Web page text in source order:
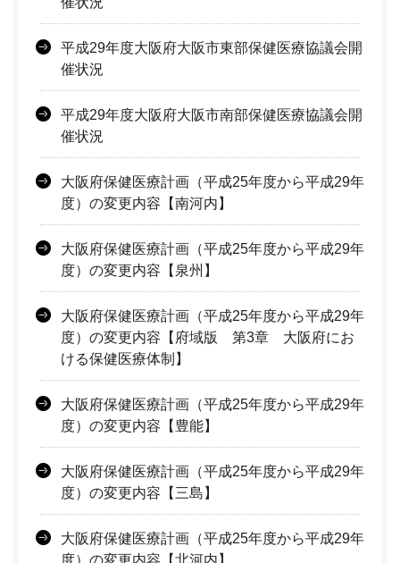
平成29年度大阪府大阪市東部保健医療協議会開
催状況
平成29年度大阪府大阪市南部保健医療協議会開
催状況
大阪府保健医療計画（平成25年度から平成29年
度）の変更内容【南河内】
大阪府保健医療計画（平成25年度から平成29年
度）の変更内容【泉州】
大阪府保健医療計画（平成25年度から平成29年
度）の変更内容【府域版 第3章 大阪府にお
ける保健医療体制】
大阪府保健医療計画（平成25年度から平成29年
度）の変更内容【豊能】
大阪府保健医療計画（平成25年度から平成29年
度）の変更内容【三島】
大阪府保健医療計画（平成25年度から平成29年
度）の変更内容【北河内】